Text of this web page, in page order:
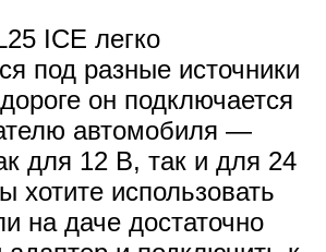
ICE легко
под разные источники
он подключается
автомобиля —
для 12 В, так и для 24
хотите использовать
на даче достаточно